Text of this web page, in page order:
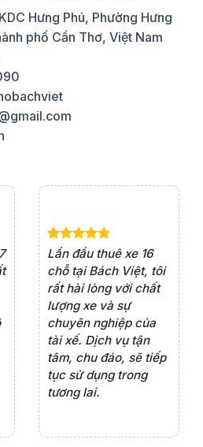
Hưng Phú, Phường Hưng
phố Cần Thơ, Việt Nam
Lần đầu thuê xe 16
chỗ tại Bách Việt, tôi
rất hài lòng với chất
lượng xe và sự
chuyên nghiệp của
tài xế. Dịch vụ tận
tâm, chu đáo, sẽ tiếp
tục sử dụng trong
tương lai.